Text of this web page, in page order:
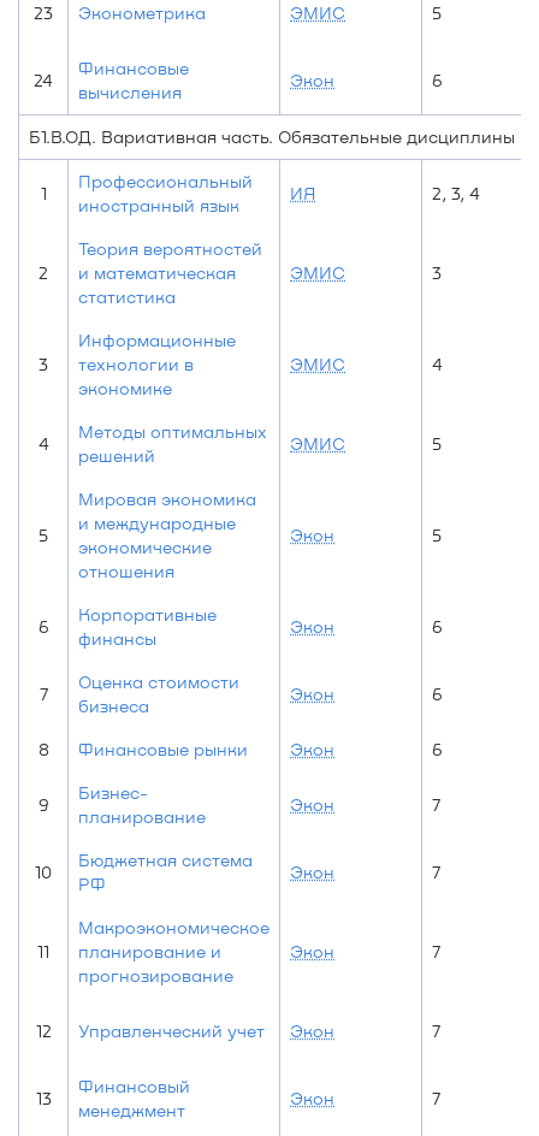
23 Эконометрика ЭМИС 5
24
Финансовые
вычисления
Экон 6
Б1.В.ОД. Вариативная часть. Обязательные дисциплины
1
Профессиональный
иностранный язык
ИЯ 2, 3, 4
2
Теория вероятностей
и математическая
статистика
ЭМИС 3
3
Информационные
технологии в
экономике
ЭМИС 4
4
Методы оптимальных
решений
ЭМИС 5
5
Мировая экономика
и международные
экономические
отношения
Экон 5
6
Корпоративные
финансы
Экон 6
7
Оценка стоимости
бизнеса
Экон 6
8 Финансовые рынки Экон 6
9
Бизнес-
планирование
Экон 7
10
Бюджетная система
РФ
Экон 7
11
Макроэкономическое
планирование и
прогнозирование
Экон 7
12 Управленческий учет Экон 7
13
Финансовый
менеджмент
Экон 7